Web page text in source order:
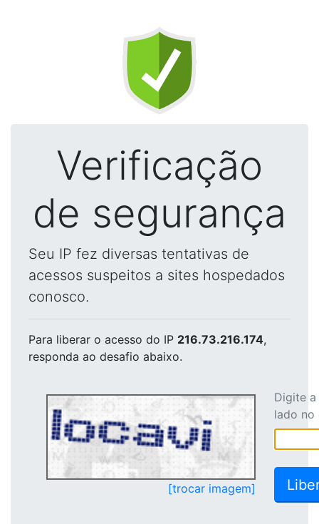
Verificação
de segurança
Seu IP fez diversas tentativas de
acessos suspeitos a sites hospedados
conosco.
Para liberar o acesso do IP 216.73.216.174,
responda ao desafio abaixo.
[trocar imagem]
Digite
lado no